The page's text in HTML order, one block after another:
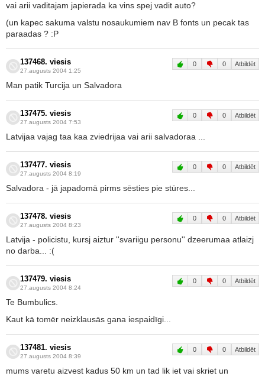
vai arii vaditajam japierada ka vins spej vadit auto?
(un kapec sakuma valstu nosaukumiem nav B fonts un pecak tas
paraadas ? :P
137468. viesis
27.augusts 2004 1:25
0 0 Atbildēt
Man patik Turcija un Salvadora
137475. viesis
27.augusts 2004 7:53
0 0 Atbildēt
Latvijaa vajag taa kaa zviedrijaa vai arii salvadoraa ...
137477. viesis
27.augusts 2004 8:19
0 0 Atbildēt
Salvadora - jā japadomā pirms sēsties pie stūres...
137478. viesis
27.augusts 2004 8:23
0 0 Atbildēt
Latvija - policistu, kursj aiztur ''svariigu personu'' dzeerumaa atlaizj
no darba... :(
137479. viesis
27.augusts 2004 8:24
0 0 Atbildēt
Te Bumbulics.
Kaut kā tomēr neizklausās gana iespaidīgi...
137481. viesis
27.augusts 2004 8:39
0 0 Atbildēt
mums varetu aizvest kadus 50 km un tad lik iet vai skriet un